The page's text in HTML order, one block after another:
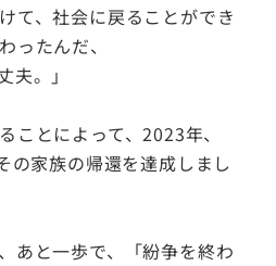
て、社会に戻ることができ
ったんだ、
夫。」
ことによって、2023年、
の家族の帰還を達成しまし
あと一歩で、「紛争を終わ